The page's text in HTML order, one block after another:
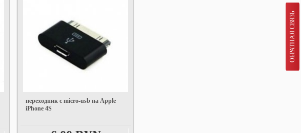
ОБРАТНАЯ СВЯЗЬ
переходник с micro-usb на Apple
iPhone 4S